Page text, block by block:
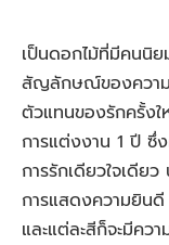
เป็นดอกไม้ที่มีคนนิ
สัญลักษณ์ของความ
ตัวแทนของรักครั้ง
การแต่งงาน 1 ปี ซึ่
การรักเดียวใจเดีย
การแสดงความยิน
และแต่ละสีก็จะมีคว